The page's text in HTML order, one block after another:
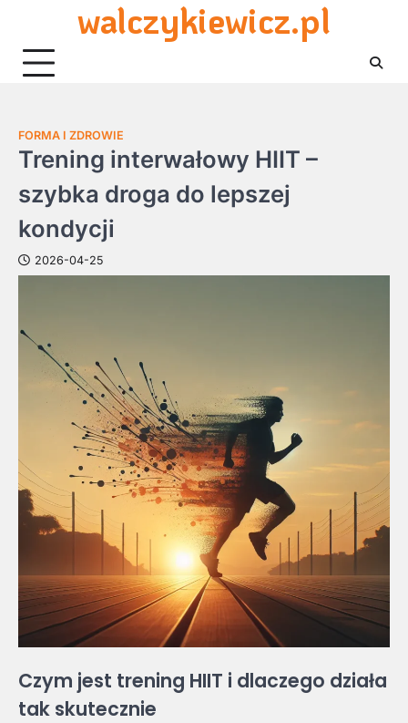
content
walczykiewicz.pl
FORMA I ZDROWIE
Trening interwałowy HIIT –
szybka droga do lepszej
kondycji
2026-04-25
Czym jest trening HIIT i dlaczego działa
tak skutecznie